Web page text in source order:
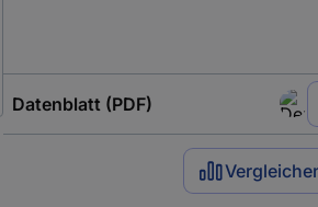
Datenblatt (PDF)